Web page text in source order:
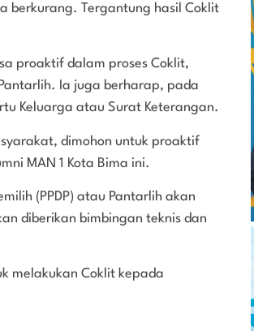
berkurang. Tergantung hasil Coklit
proaktif dalam proses Coklit,
Ia juga berharap, pada
Keluarga atau Surat Keterangan.
dimohon untuk proaktif
MAN 1 Kota Bima ini.
(PPDP) atau Pantarlih akan
diberikan bimbingan teknis dan
melakukan Coklit kepada